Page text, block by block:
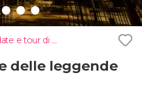
Visite guidate e tour di Siviglia
delle leggende